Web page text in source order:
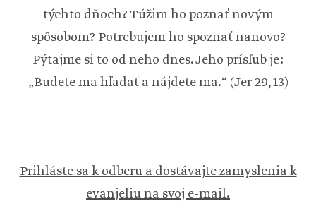
týchto dňoch? Túžim ho poznať novým
spôsobom? Potrebujem ho spoznať nanovo?
Pýtajme si to od neho dnes. Jeho prísľub je:
„Budete ma hľadať a nájdete ma.“ (Jer 29, 13)
Prihláste sa k odberu a dostávajte zamyslenia k
evanjeliu na svoj e-mail.